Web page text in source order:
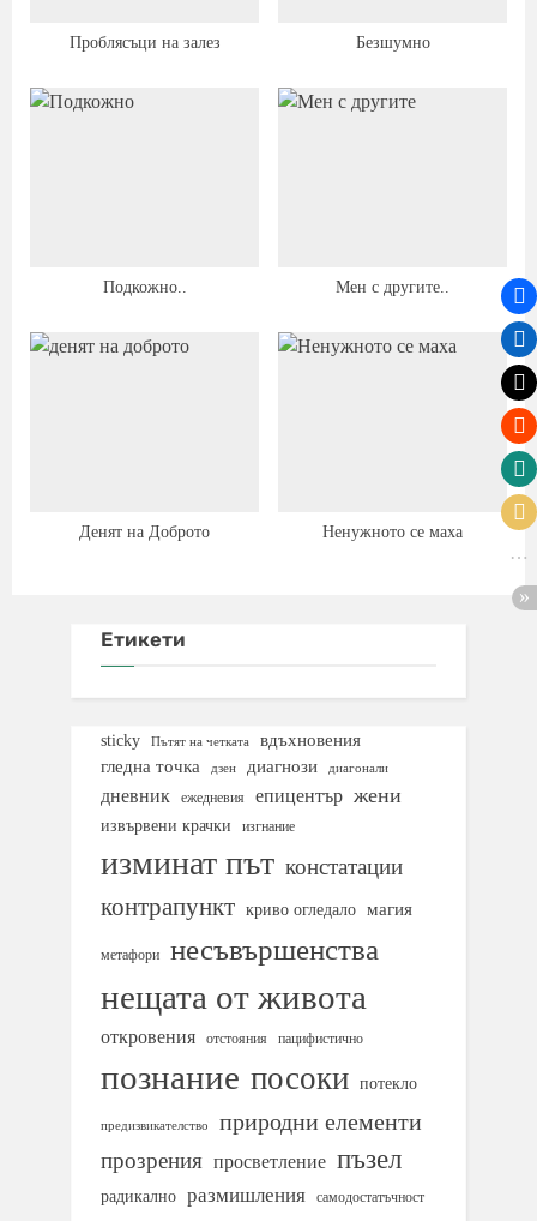
Проблясъци на залез Безшумно
Подкожно.. Мен с другите..
Денят на Доброто Ненужното се маха
Етикети
sticky Пътят на четката
вдъхновения
гледна точка
дзен диагнози диагонали
дневник ежедневия епицентър жени
извървени крачки изгнание
изминат път констатации
контрапункт криво огледало магия
метафори несъвършенства
нещата от живота
откровения отстояния пацифистично
познание посоки потекло
предизвикателство природни елементи
прозрения просветление пъзел
радикално размишления самодостатъчност